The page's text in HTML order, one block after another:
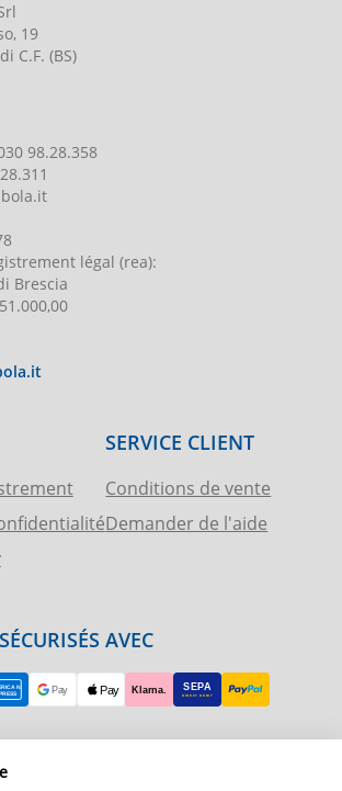
19
C.F. (BS)
98.28.358
légal (rea):
Brescia
SERVICE CLIENT
Conditions de vente
Demander de l'aide
AVEC